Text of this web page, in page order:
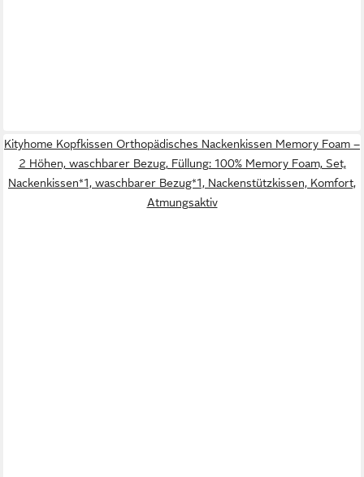
Kityhome Kopfkissen Orthopädisches Nackenkissen Memory Foam –
2 Höhen, waschbarer Bezug, Füllung: 100% Memory Foam, Set,
Nackenkissen*1, waschbarer Bezug*1, Nackenstützkissen, Komfort,
Atmungsaktiv